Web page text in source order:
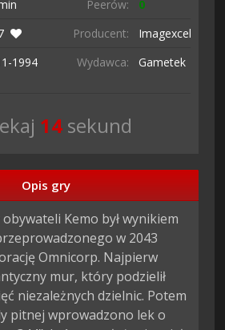
Peerów:
0
Producent:
Imagexcel
1994 Wydawca: Gametek
13 sekund
Opis gry
Kemo był wynikiem
w 2043
Omnicorp. Najpierw
mur, który podzielił
niezależnych dzielnic. Potem
pitnej wprowadzono lek o